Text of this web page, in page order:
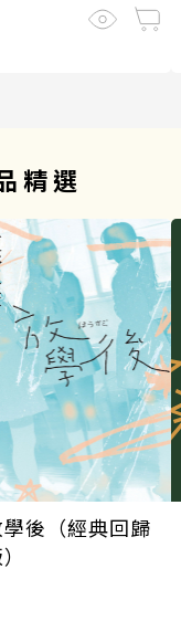
精選
後（經典回歸